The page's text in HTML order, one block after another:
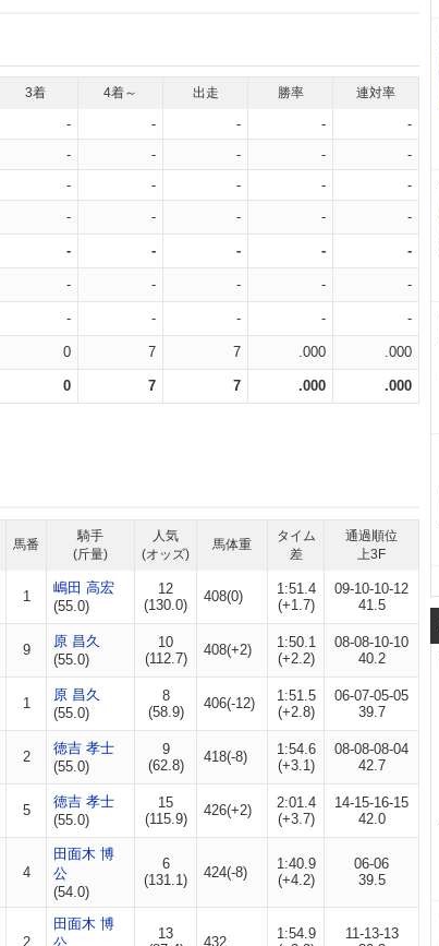
3着 4着～ 出走 勝率 連対率
- - - -
-
- - - -
-
- - - -
-
- - - - -
- - - - -
- - - - -
- - - - -
0 7 7 .000 .000
0 7 7 .000 .000
馬番
騎手
(斤量)
人気
(オッズ)
馬体重
タイム
差
通過順位
上3F
1
嶋田 高宏
(55.0)
12
(130.0)
408(0)
1:51.4
(+1.7)
09-10-10-12
41.5
9
原 昌久
(55.0)
10
(112.7)
408(+2)
1:50.1
(+2.2)
08-08-10-10
40.2
1
原 昌久
(55.0)
8
(58.9)
406(-12)
1:51.5
(+2.8)
06-07-05-05
39.7
2
徳吉 孝士
(55.0)
9
(62.8)
418(-8)
1:54.6
(+3.1)
08-08-08-04
42.7
5
徳吉 孝士
(55.0)
15
(115.9)
426(+2)
2:01.4
(+3.7)
14-15-16-15
42.0
4
田面木 博
公
(54.0)
6
(131.1)
424(-8)
1:40.9
(+4.2)
06-06
39.5
2
田面木 博
13
432
1:54.9
11-13-13